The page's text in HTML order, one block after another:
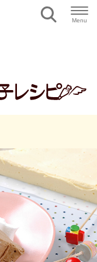
Menu